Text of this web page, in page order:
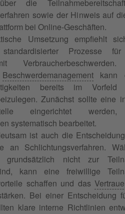
die
sowie der Hinweis auf
bei Online-Geschäften.
Umsetzung empfiehlt
standardisierter Prozesse
Beschwerdemanagementkann
bereits im Vorfeld
Zunächst sollte eine
eingerichtet
systematisch bearbeitet.
ist auch die
an Schlichtungsverfahren.
grundsätzlich nicht zur
kann eine freiwillige
schaffen und das
Bei einer Entscheidung
klare interne Richtlinien